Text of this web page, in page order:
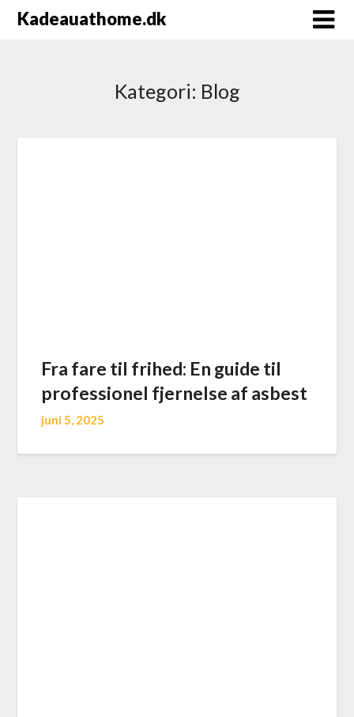
Kadeauathome.dk
Kategori: Blog
Fra fare til frihed: En guide til
professionel fjernelse af asbest
juni 5, 2025